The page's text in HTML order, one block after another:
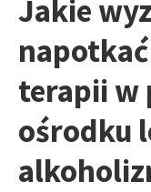
Jakie
terapii w
ośrodku